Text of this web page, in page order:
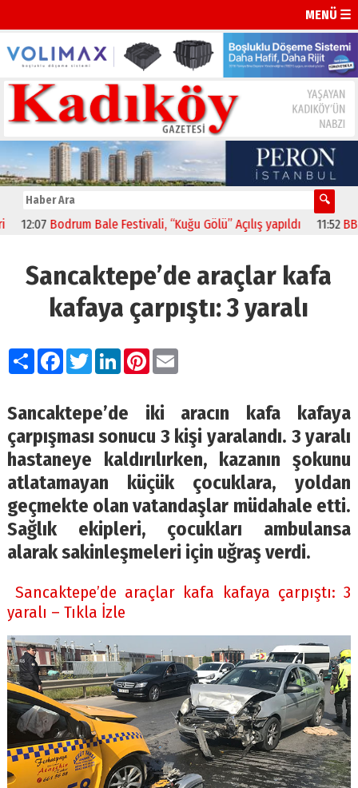
MENÜ ☰
Bodrum Bale Festivali, “Kuğu Gölü” Açılış yapıldı 11:52 BBP’li
Sancaktepe’de araçlar kafa
kafaya çarpıştı: 3 yaralı
PaylaşFacebook
TwitterLinkedIn
Pinterest
Email
Sancaktepe’de iki aracın kafa kafaya
çarpışması sonucu 3 kişi yaralandı. 3 yaralı
hastaneye kaldırılırken, kazanın şokunu
atlatamayan küçük çocuklara, yoldan
geçmekte olan vatandaşlar müdahale etti.
Sağlık ekipleri, çocukları ambulansa
alarak sakinleşmeleri için uğraş verdi.
Sancaktepe’de araçlar kafa kafaya çarpıştı: 3
yaralı – Tıkla İzle